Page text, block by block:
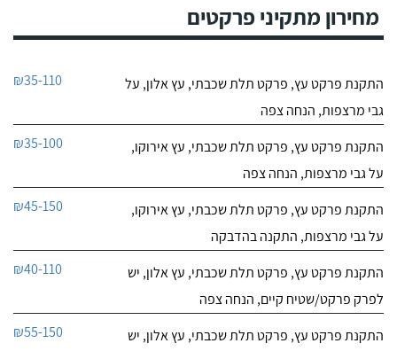
מחירון מתקיני פרקטים
התקנת פרקט עץ, פרקט תלת שכבתי, עץ אלון, על
גבי מרצפות, הנחה צפה
₪35-110
התקנת פרקט עץ, פרקט תלת שכבתי, עץ אירוקו,
על גבי מרצפות, הנחה צפה
₪35-100
התקנת פרקט עץ, פרקט תלת שכבתי, עץ אירוקו,
על גבי מרצפות, התקנה בהדבקה
₪45-150
התקנת פרקט עץ, פרקט תלת שכבתי, עץ אלון, יש
לפרק פרקט/שטיח קיים, הנחה צפה
₪40-110
התקנת פרקט עץ, פרקט תלת שכבתי, עץ אלון, יש
₪55-150